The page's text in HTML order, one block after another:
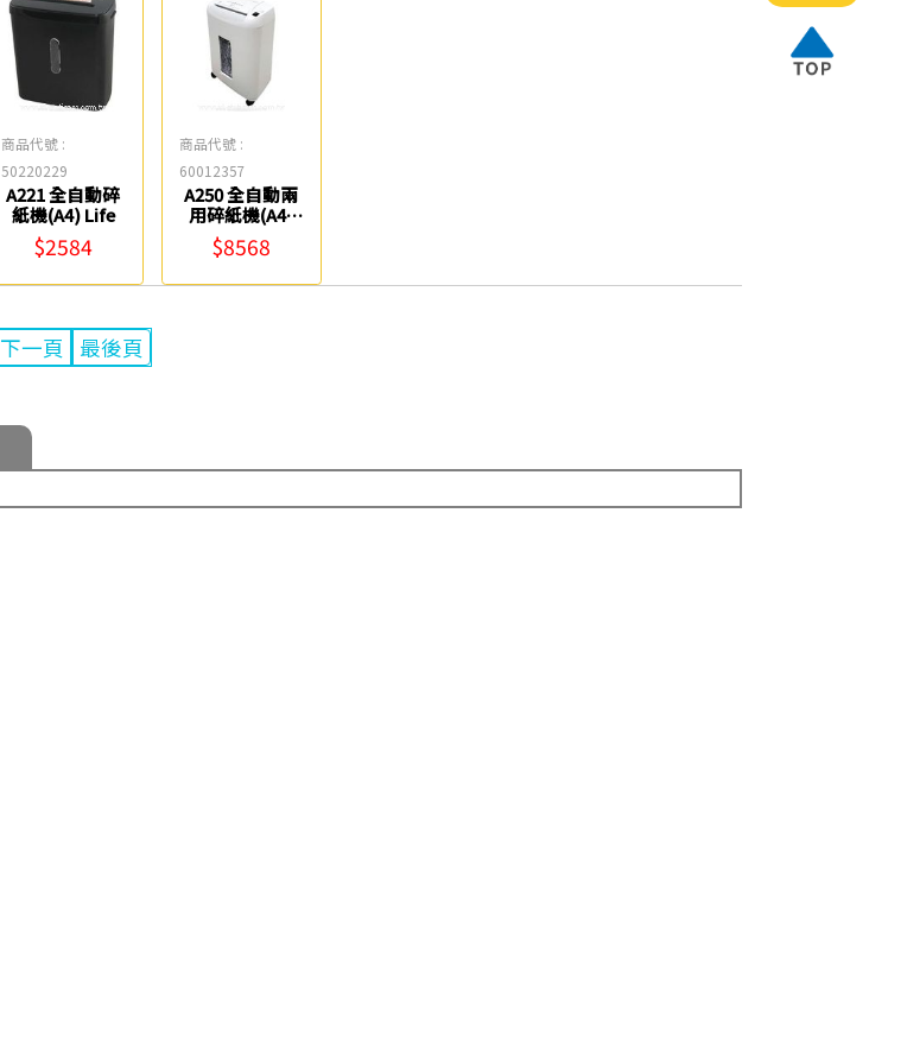
商品代號 :
50220229
A221 全自動碎
紙機(A4) Life
$2584
商品代號 :
60012357
A250 全自動兩
用碎紙機(A4)
Life
$8568
下一頁 最後頁